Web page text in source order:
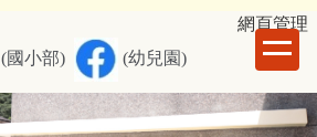
網頁管理
(國小部)
(幼兒園)